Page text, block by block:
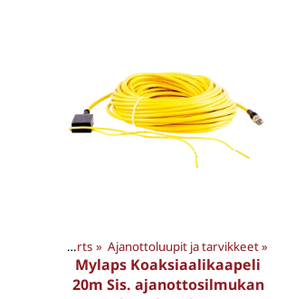
Motorsports ‪» Ajanottoluupit ja tarvikkeet‪»
Mylaps Koaksiaalikaapeli
20m Sis. ajanottosilmukan
Products ‪» MYLAPS TUOTTEET‪»